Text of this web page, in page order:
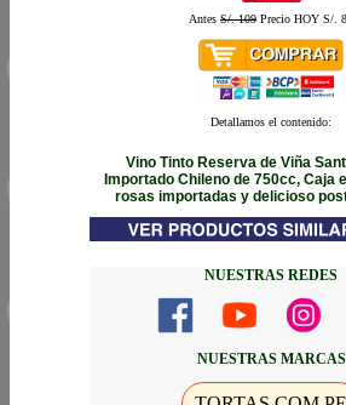
Antes S/. 109 Precio HOY S/.
Detallamos el contenido:
Vino Tinto Reserva de Viña
Importado Chileno de 750cc, Caja
rosas importadas y delicioso
NUESTRAS REDES
NUESTRAS MARCAS